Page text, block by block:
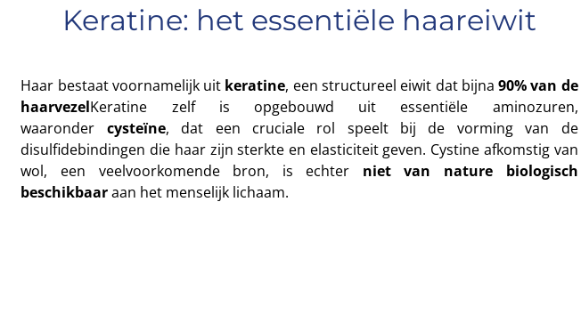
Keratine: het essentiële haareiwit
Haar bestaat voornamelijk uit keratine, een structureel eiwit dat bijna90% van de
haarvezelKeratine zelf is opgebouwd uit essentiële aminozuren,
waaronder cysteïne, dat een cruciale rol speelt bij de vorming van de
disulfidebindingen die haar zijn sterkte en elasticiteit geven. Cystine afkomstig van
wol, een veelvoorkomende bron, is echter niet van nature biologisch
beschikbaaraan het menselijk lichaam.